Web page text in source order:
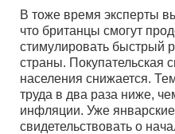
В тоже время эксперты
что британцы смогут
стимулировать быстрый
страны. Покупательская
населения снижается.
труда в два раза ниже,
инфляции. Уже
свидетельствовать о